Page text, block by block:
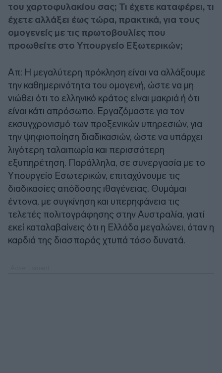
του χαρτοφυλακίου σας; Τι έχετε καταφέρει, τι
έχετε αλλάξει έως τώρα, πρακτικά, για τους
ομογενείς με τις πρωτοβουλίες που
προωθείτε στο Υπουργείο Εξωτερικών;
Απ: Η μεγαλύτερη πρόκληση είναι να αλλάξουμε
την καθημερινότητα του ομογενή, ώστε να μη
νιώθει ότι το ελληνικό κράτος είναι μακριά ή ότι
είναι κάτι απρόσωπο. Εργαζόμαστε για τον
εκσυγχρονισμό των προξενικών υπηρεσιών, για
την ψηφιοποίηση διαδικασιών, ώστε να υπάρχει
λιγότερη ταλαιπωρία και περισσότερη
εξυπηρέτηση. Παράλληλα, σε συνεργασία με το
Υπουργείο Εσωτερικών, επιταχύνουμε τις
διαδικασίες απόδοσης ιθαγένειας. Θυμάμαι
έντονα, με συγκίνηση και υπερηφάνεια τις
τελετές πολιτογράφησης στην Αυστραλία, γιατί
εκεί καταλαβαίνεις ότι η Ελλάδα μεγαλώνει, όταν η
καρδιά της διασποράς χτυπά τόσο δυνατά.